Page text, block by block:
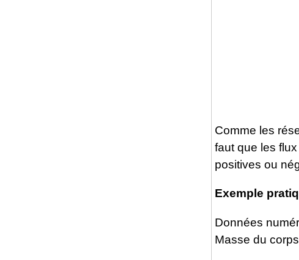
Comme les
faut que les
positives ou
Exemple
Données
Masse du